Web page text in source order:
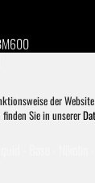
der
Sie in unserer